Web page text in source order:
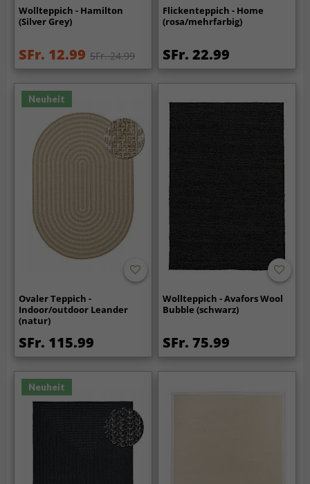
Wollteppich - Hamilton
(Silver Grey)
SFr. 12.99 SFr. 24.99
Flickenteppich - Home
(rosa/mehrfarbig)
SFr. 22.99
Neuheit
Ovaler Teppich -
Indoor/outdoor Leander
(natur)
SFr. 115.99
Wollteppich - Avafors Wool
Bubble (schwarz)
SFr. 75.99
Neuheit